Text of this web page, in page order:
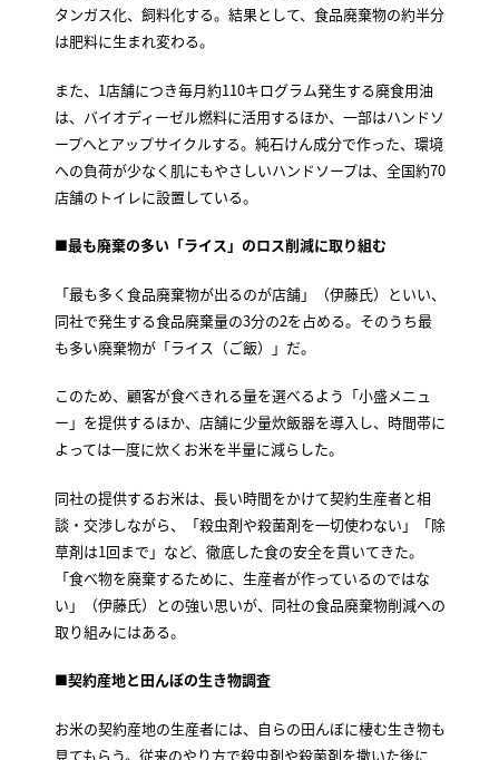
タンガス化、飼料化する。結果として、食品廃棄物の約半分
は肥料に生まれ変わる。
また、1店舗につき毎月約110キログラム発生する廃食用油
は、バイオディーゼル燃料に活用するほか、一部はハンドソ
ープへとアップサイクルする。純石けん成分で作った、環境
への負荷が少なく肌にもやさしいハンドソープは、全国約70
店舗のトイレに設置している。
■最も廃棄の多い「ライス」のロス削減に取り組む
「最も多く食品廃棄物が出るのが店舗」（伊藤氏）といい、
同社で発生する食品廃棄量の3分の2を占める。そのうち最
も多い廃棄物が「ライス（ご飯）」だ。
このため、顧客が食べきれる量を選べるよう「小盛メニュ
ー」を提供するほか、店舗に少量炊飯器を導入し、時間帯に
よっては一度に炊くお米を半量に減らした。
同社の提供するお米は、長い時間をかけて契約生産者と相
談・交渉しながら、「殺虫剤や殺菌剤を一切使わない」「除
草剤は1回まで」など、徹底した食の安全を貫いてきた。
「食べ物を廃棄するために、生産者が作っているのではな
い」（伊藤氏）との強い思いが、同社の食品廃棄物削減への
取り組みにはある。
■契約産地と田んぼの生き物調査
お米の契約産地の生産者には、自らの田んぼに棲む生き物も
見てもらう。従来のやり方で殺虫剤や殺菌剤を撒いた後に